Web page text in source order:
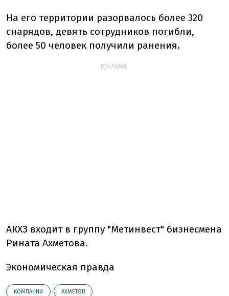
На его территории разорвалось более 320
снарядов, девять сотрудников погибли,
более 50 человек получили ранения.
РЕКЛАМА:
АКХЗ входит в группу "Метинвест" бизнесмена
Рината Ахметова.
Экономическая правда
КОМПАНИИ АХМЕТОВ